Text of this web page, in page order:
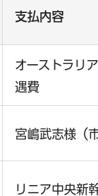
支払内容
オーストラリ
遇費
宮嶋武志様（
リニア中央新